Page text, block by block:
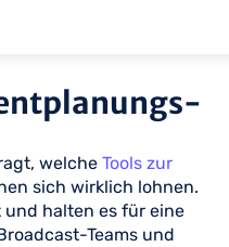
welche Tools zur
sich wirklich lohnen.
halten es für eine
Teams und